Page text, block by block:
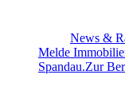
News &
Melde
Spandau.Zur